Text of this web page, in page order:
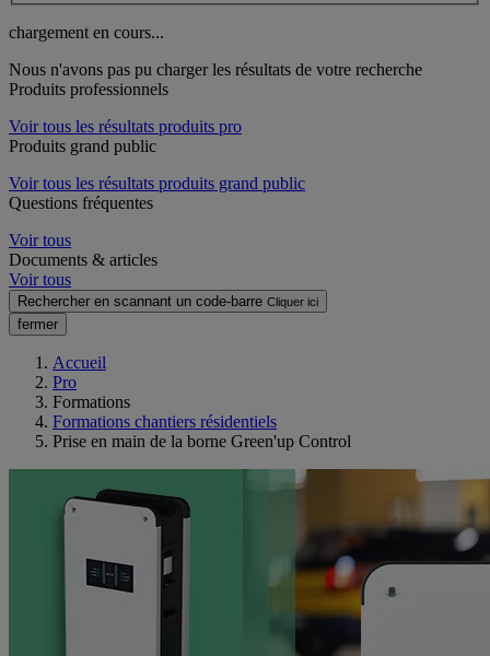
chargement en cours...
Nous n'avons pas pu charger les résultats de votre recherche
Produits professionnels
Voir tous les résultats produits pro
Produits grand public
Voir tous les résultats produits grand public
Questions fréquentes
Voir tous
Documents & articles
Voir tous
Rechercher en scannant un code-barre Cliquer ici
fermer
Accueil
Pro
Formations
Formations chantiers résidentiels
Prise en main de la borne Green'up Control